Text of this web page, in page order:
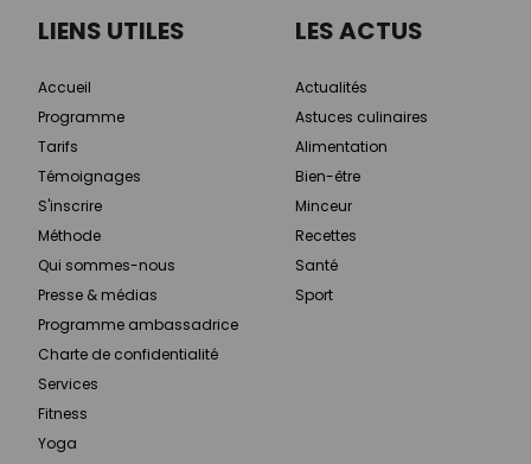
LIENS UTILES
Accueil
Programme
Tarifs
Témoignages
S'inscrire
Méthode
Qui sommes-nous
Presse & médias
Programme ambassadrice
Charte de confidentialité
Services
Fitness
Yoga
LES ACTUS
Actualités
Astuces culinaires
Alimentation
Bien-être
Minceur
Recettes
Santé
Sport